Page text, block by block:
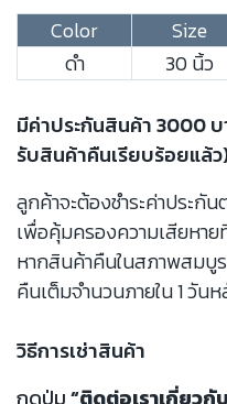
Color
Size
ดำ
30 นิ้ว
มีค่าประกันสินค้า 3000
รับสินค้าคืนเรียบร้อยแล้
ลูกค้าจะต้องชำระค่าประกั
เพื่อคุ้มครองความเสียหาย
หากสินค้าคืนในสภาพสมบู
คืนเต็มจำนวนภายใน 1 วัน
วิธีการเช่าสินค้า
กดปุ่ม“ติดต่อเราเกี่ยวกั